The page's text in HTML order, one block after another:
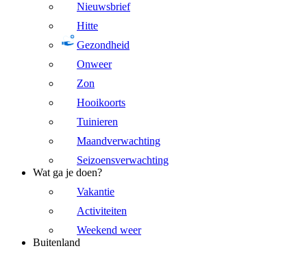
Nieuwsbrief
Hitte
Gezondheid
Onweer
Zon
Hooikoorts
Tuinieren
Maandverwachting
Seizoensverwachting
Wat ga je doen?
Vakantie
Activiteiten
Weekend weer
Buitenland